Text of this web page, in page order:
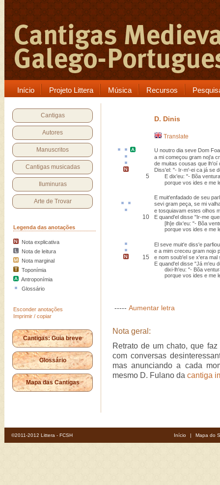
Início Projeto Littera Música Recursos
Cantigas
Autores
Manuscritos
Cantigas musicadas
Iluminuras
Arte de Trovar
Legenda das anotações
Nota explicativa
Nota de leitura
Nota marginal
Toponímia
Antroponímia
Glossário
Esconder anotações
Imprimir / copiar
Cantigas: Guia breve
Glossário
Mapa das Cantigas
D. Dinis
Translate
U noutro dia seve Dom
a mi começou gram noj'a
de muitas cousas que lh'oí
Diss'el: "- Ir-m'-ei ca já se
5
E dix'eu: "- Bõa ventura
porque vos ides e me
E muit'enfadado de seu
sevi gram peça , se mi
e tosquiavam estes olhos
10
E quand'el disse "Ir-me
[lh]e dix'eu: "- Bõa
porque vos ides e me
El seve muit'e diss'e parfiou
e a mim creceu gram nojo
15
e nom soub'el se x'era mal
E quand'el disse "Já m'eu
dixi-lh'eu: "- Bõa
porque vos ides e me
----- Aumentar letra
Nota geral:
Retrato de um chato, que
com conversas
mas anunciando a cada
mesmo D. Fulano da cantiga
©2011-2012 Littera - FCSH Início | Mapa do